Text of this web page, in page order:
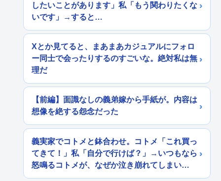
したいことがあります」私「もう関わりたくな
いです」→すると…
Xとか見てると、まあまあカジュアルにフォロ
ー同士で会ったりするのすごいな。絶対私は無
理だ
【前編】面識なしの義弟嫁から手紙が。内容は
想像を絶する怨念だった
義実家でコトメと鉢合わせ。コトメ「これ買っ
てきて！」私「自分で行けば？」→いつもなら
怒鳴るコトメが、なぜか泣き崩れてしまい…